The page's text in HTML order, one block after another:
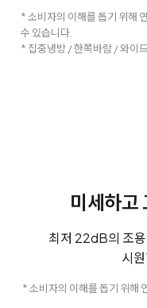
* 소비자의 이해를 돕기 위해
수 있습니다.
* 집중냉방 / 한쪽바람 / 와이
미세하고
최저 22dB의 조
시
* 소비자의 이해를 돕기 위해